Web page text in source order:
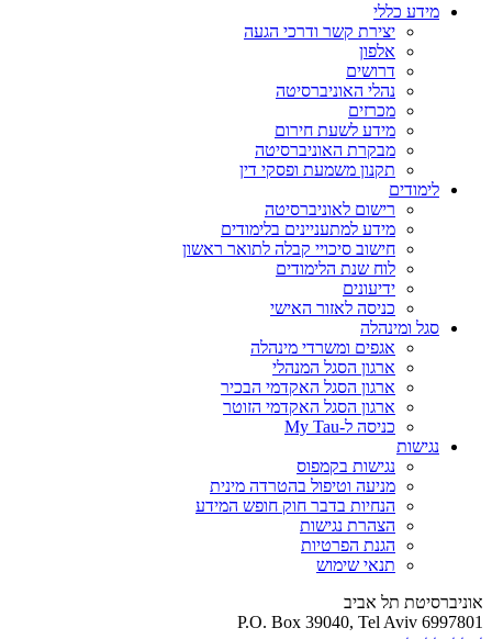
מידע כללי
יצירת קשר ודרכי הגעה
אלפון
דרושים
נהלי האוניברסיטה
מכרזים
מידע לשעת חירום
מבקרת האוניברסיטה
תקנון משמעת ופסקי דין
לימודים
רישום לאוניברסיטה
מידע למתעניינים בלימודים
חישוב סיכויי קבלה לתואר ראשון
לוח שנת הלימודים
ידיעונים
כניסה לאזור האישי
סגל ומינהלה
אגפים ומשרדי מינהלה
ארגון הסגל המנהלי
ארגון הסגל האקדמי הבכיר
ארגון הסגל האקדמי הזוטר
כניסה ל-My Tau
נגישות
נגישות בקמפוס
מניעה וטיפול בהטרדה מינית
הנחיות בדבר חוק חופש המידע
הצהרת נגישות
הגנת הפרטיות
תנאי שימוש
אוניברסיטת תל אביב
P.O. Box 39040, Tel Aviv 6997801